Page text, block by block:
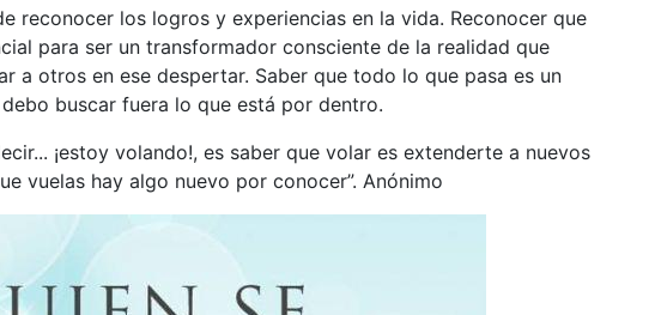
reconocer los logros y experiencias en la vida. Reconocer que
para ser un transformador consciente de la realidad que
a otros en ese despertar. Saber que todo lo que pasa es un
buscar fuera lo que está por dentro.
¡estoy volando!, es saber que volar es extenderte a nuevos
vuelas hay algo nuevo por conocer”. Anónimo